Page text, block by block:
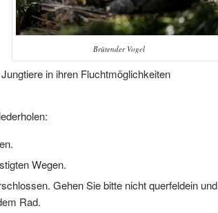
Brütender Vogel
in ihren Fluchtmöglichkeiten
Wegen.
Gehen Sie bitte nicht querfeldein und
Rad.